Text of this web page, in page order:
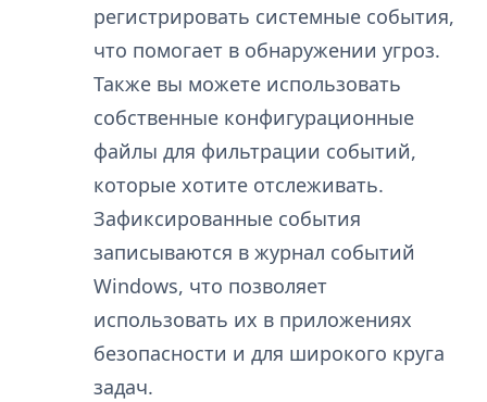
регистрировать системные события,
что помогает в обнаружении угроз.
Также вы можете использовать
собственные конфигурационные
файлы для фильтрации событий,
которые хотите отслеживать.
Зафиксированные события
записываются в журнал событий
Windows, что позволяет
использовать их в приложениях
безопасности и для широкого круга
задач.